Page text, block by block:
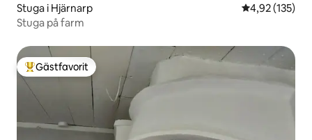
Stuga i Hjärnarp 4,92 av 5 i
4,92 (135)
Stuga på farm
Populär gästfavorit
Gästfavorit